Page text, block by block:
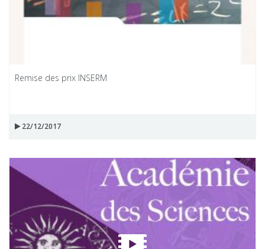
Remise des prix INSERM
22/12/2017